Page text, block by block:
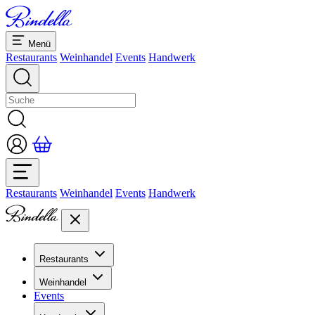
Menü
Restaurants Weinhandel Events Handwerk
Restaurants Weinhandel Events Handwerk
Restaurants
Übersicht Restaurants
Bankette & Events
Dolcezze
Weinhandel
Übersicht
Events